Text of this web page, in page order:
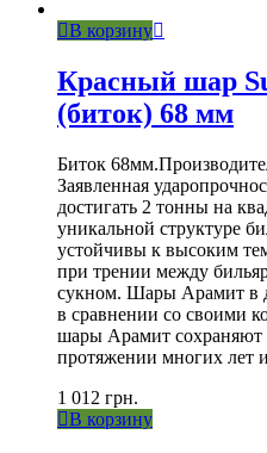
В корзину
Красный шар
(биток) 68 мм
Биток
Заявленная
достигать 2 тонны на
уникальной структуре
устойчивы к высоким
при трении между
сукном. Шары Арамит в
в сравнении со своими
шары Арамит сохраняют
протяжении многих лет
1 012 грн.
В корзину